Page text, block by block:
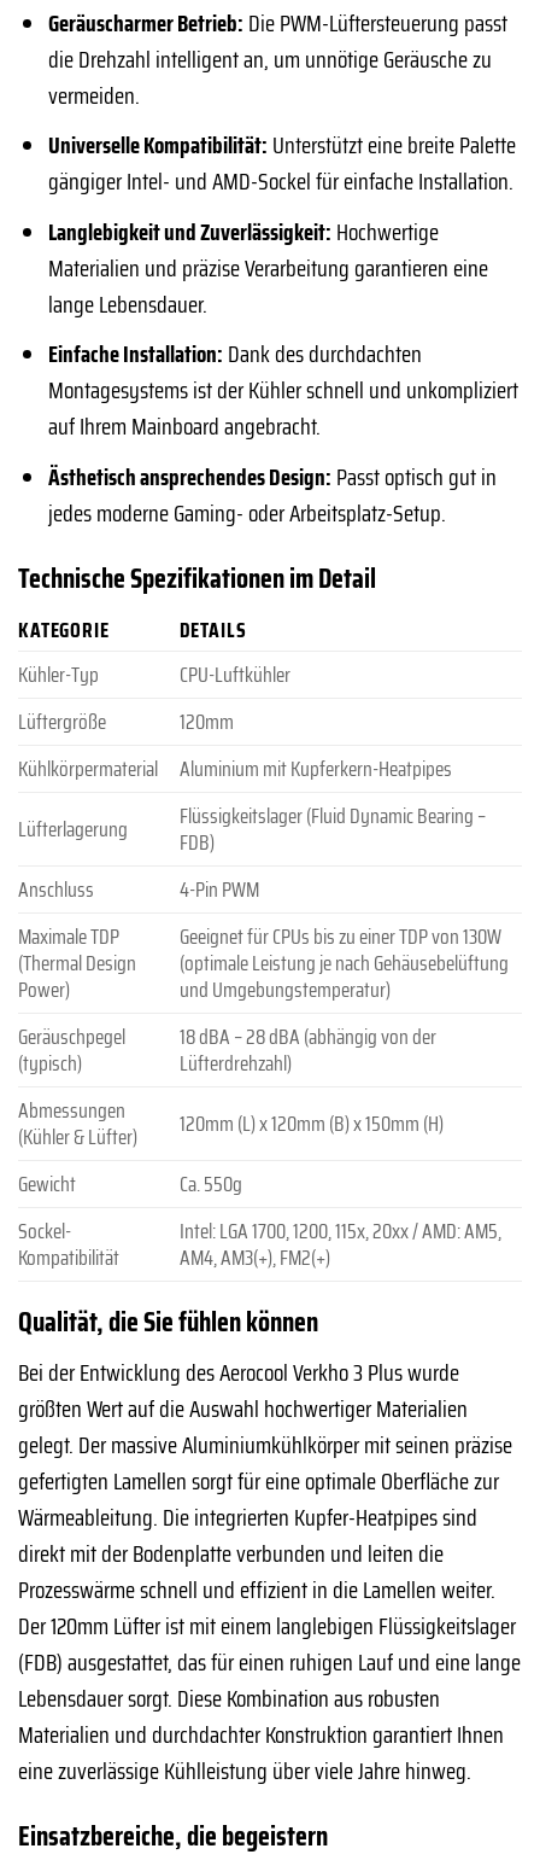
Geräuscharmer Betrieb: Die PWM-Lüftersteuerung passt
die Drehzahl intelligent an, um unnötige Geräusche zu
vermeiden.
Universelle Kompatibilität: Unterstützt eine breite Palette
gängiger Intel- und AMD-Sockel für einfache Installation.
Langlebigkeit und Zuverlässigkeit: Hochwertige
Materialien und präzise Verarbeitung garantieren eine
lange Lebensdauer.
Einfache Installation: Dank des durchdachten
Montagesystems ist der Kühler schnell und unkompliziert
auf Ihrem Mainboard angebracht.
Ästhetisch ansprechendes Design: Passt optisch gut in
jedes moderne Gaming- oder Arbeitsplatz-Setup.
Technische Spezifikationen im Detail
KATEGORIE
DETAILS
Kühler-Typ
CPU-Luftkühler
Lüftergröße
120mm
Kühlkörpermaterial
Aluminium mit Kupferkern-Heatpipes
Lüfterlagerung
Flüssigkeitslager (Fluid Dynamic Bearing –
FDB)
Anschluss
4-Pin PWM
Maximale TDP
(Thermal Design
Power)
Geeignet für CPUs bis zu einer TDP von 130W
(optimale Leistung je nach Gehäusebelüftung
und Umgebungstemperatur)
Geräuschpegel
(typisch)
18 dBA – 28 dBA (abhängig von der
Lüfterdrehzahl)
Abmessungen
(Kühler & Lüfter)
120mm (L) x 120mm (B) x 150mm (H)
Gewicht
Ca. 550g
Sockel-
Kompatibilität
Intel: LGA 1700, 1200, 115x, 20xx / AMD: AM5,
AM4, AM3(+), FM2(+)
Qualität, die Sie fühlen können
Bei der Entwicklung des Aerocool Verkho 3 Plus wurde
größten Wert auf die Auswahl hochwertiger Materialien
gelegt. Der massive Aluminiumkühlkörper mit seinen präzise
gefertigten Lamellen sorgt für eine optimale Oberfläche zur
Wärmeableitung. Die integrierten Kupfer-Heatpipes sind
direkt mit der Bodenplatte verbunden und leiten die
Prozesswärme schnell und effizient in die Lamellen weiter.
Der 120mm Lüfter ist mit einem langlebigen Flüssigkeitslager
(FDB) ausgestattet, das für einen ruhigen Lauf und eine lange
Lebensdauer sorgt. Diese Kombination aus robusten
Materialien und durchdachter Konstruktion garantiert Ihnen
eine zuverlässige Kühlleistung über viele Jahre hinweg.
Einsatzbereiche, die begeistern